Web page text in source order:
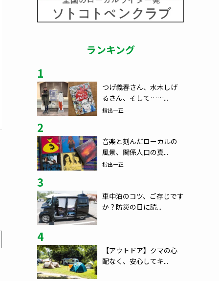
ランキング
1
つげ義春さん、水木しげ
るさん、そして……...
指出一正
2
音楽と刻んだローカルの
風景、関係人口の真...
指出一正
3
車中泊のコツ、ご存じです
か？防災の日に読...
4
【アウトドア】クマの心
配なく、安心してキ...